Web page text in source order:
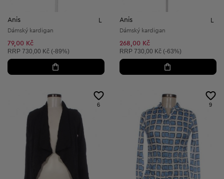
Anis L
Dámský kardigan
79,00 Kč
Doporučená cena:
RRP 730,00 Kč (-89%)
Anis L
Dámský kardigan
268,00 Kč
Doporučená cena:
RRP 730,00 Kč (-63%)
6 9